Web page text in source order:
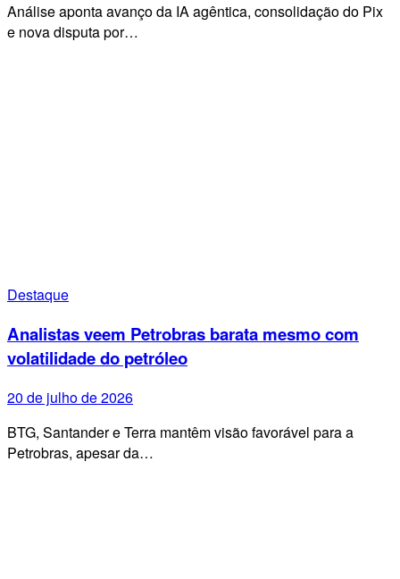
Análise aponta avanço da IA agêntica, consolidação do Pix
e nova disputa por…
Destaque
Analistas veem Petrobras barata mesmo com
volatilidade do petróleo
20 de julho de 2026
BTG, Santander e Terra mantêm visão favorável para a
Petrobras, apesar da…